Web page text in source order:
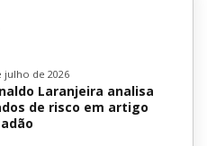
julho de 2026
Laranjeira analisa
de risco em artigo